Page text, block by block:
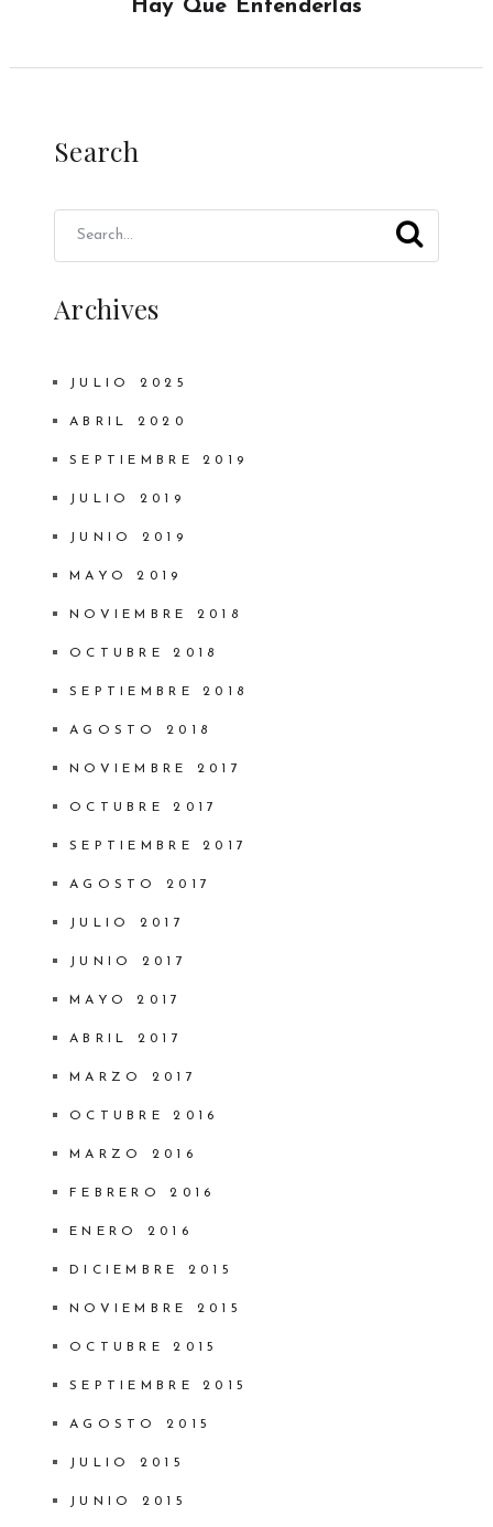
Hay Que Entenderlas
Search
Archives
JULIO 2025
ABRIL 2020
SEPTIEMBRE 2019
JULIO 2019
JUNIO 2019
MAYO 2019
NOVIEMBRE 2018
OCTUBRE 2018
SEPTIEMBRE 2018
AGOSTO 2018
NOVIEMBRE 2017
OCTUBRE 2017
SEPTIEMBRE 2017
AGOSTO 2017
JULIO 2017
JUNIO 2017
MAYO 2017
ABRIL 2017
MARZO 2017
OCTUBRE 2016
MARZO 2016
FEBRERO 2016
ENERO 2016
DICIEMBRE 2015
NOVIEMBRE 2015
OCTUBRE 2015
SEPTIEMBRE 2015
AGOSTO 2015
JULIO 2015
JUNIO 2015